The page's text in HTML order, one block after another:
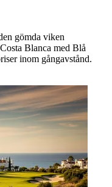
gömda viken
Blanca med Blå
inom gångavstånd.